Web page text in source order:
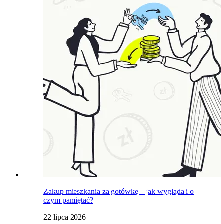
Zakup mieszkania za gotówkę – jak wygląda i o
czym pamiętać?
22 lipca 2026